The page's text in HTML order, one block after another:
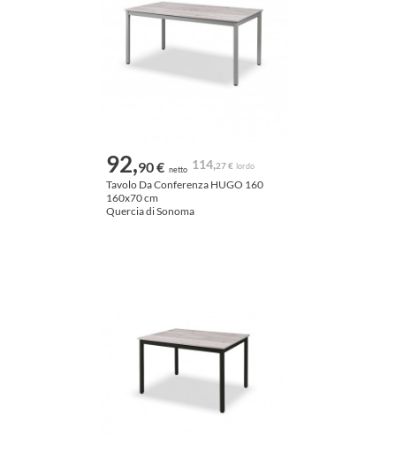
92,90 € netto 114,27 € lordo
Tavolo Da Conferenza HUGO 160
160x70 cm
Quercia di Sonoma